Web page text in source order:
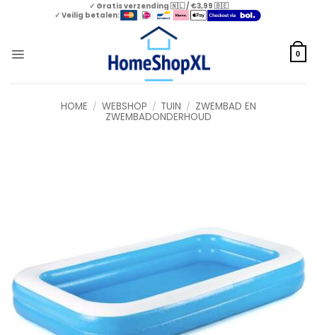
✓ Gratis verzending 🇳🇱 / €3,99 🇧🇪
✓ Veilig betalen:
0
HOME / WEBSHOP / TUIN / ZWEMBAD EN
ZWEMBADONDERHOUD